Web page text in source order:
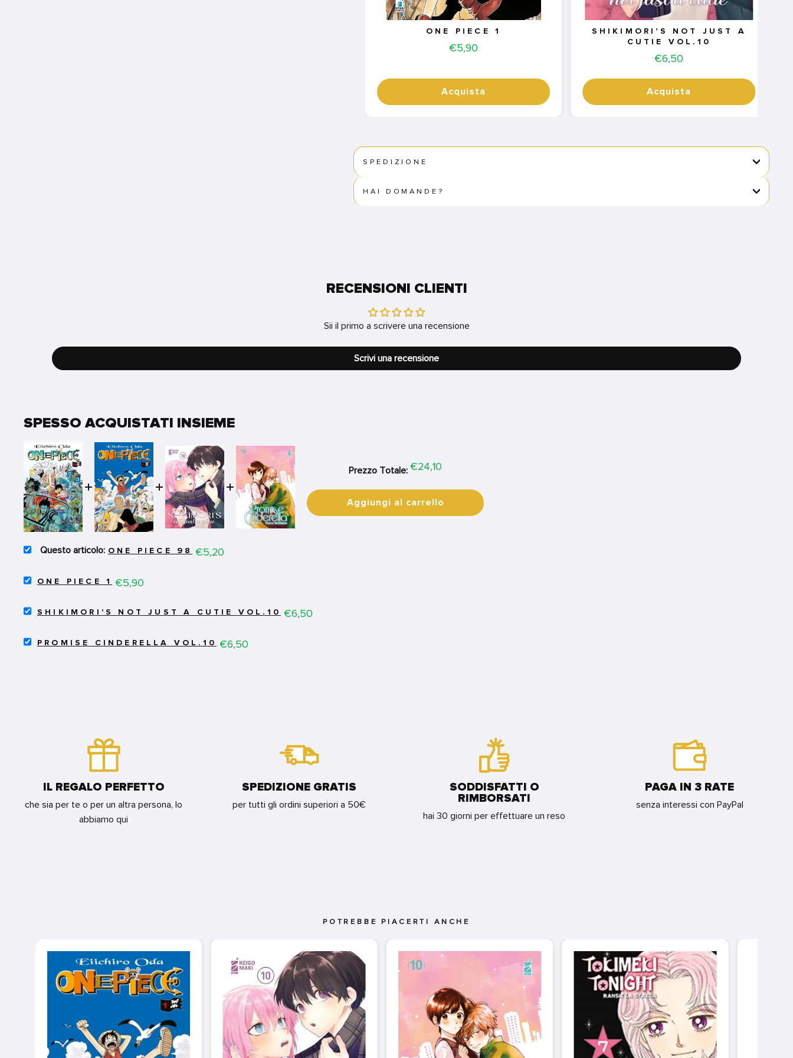
ONE PIECE 1
Price
€5,90
Acquista
SHIKIMORI'S NOT JUST A
CUTIE VOL.10
Price
€6,50
Acquista
SPEDIZIONE
HAI DOMANDE?
RECENSIONI CLIENTI
Sii il primo a scrivere una recensione
Scrivi una recensione
SPESSO ACQUISTATI INSIEME
Prezzo Totale: Price
€24,10
Aggiungi al carrello
SELECT
98
ONE PIECE 98 Price
€5,20
SELECT
1
ONE PIECE 1 Price
€5,90
SELECT
JUST
SHIKIMORI'S NOT JUST A CUTIE VOL.10 Price
€6,50
SELECT
PROMISE CINDERELLA VOL.10 Price
€6,50
IL REGALO PERFETTO
che sia per te o per un altra persona, lo
abbiamo qui
SPEDIZIONE GRATIS
per tutti gli ordini superiori a 50€
SODDISFATTI O
RIMBORSATI
hai 30 giorni per effettuare un reso
PAGA IN 3 RATE
senza interessi con PayPal
POTREBBE PIACERTI ANCHE